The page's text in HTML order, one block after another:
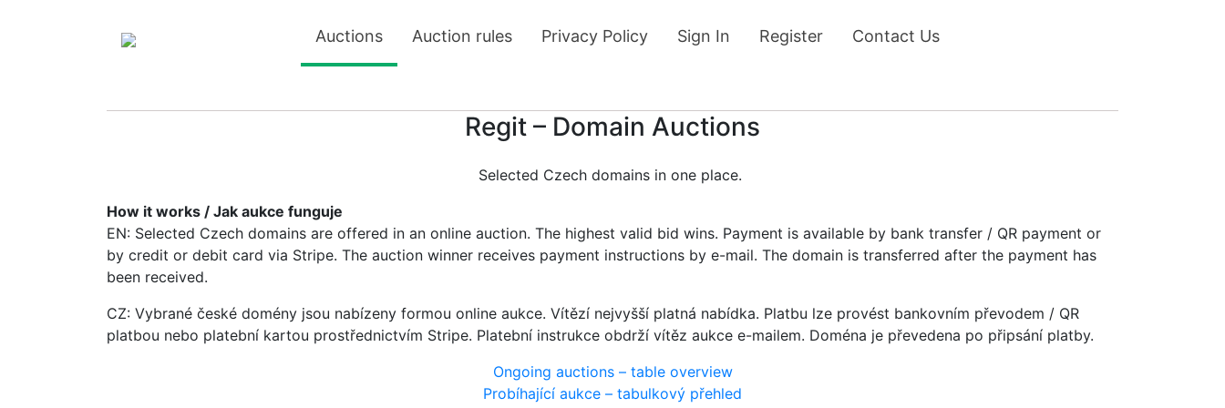
Auctions Auction rules Privacy Policy Sign In Register Contact Us
Regit – Domain Auctions
Selected Czech domains in one place.
How it works / Jak aukce funguje
EN: Selected Czech domains are offered in an online auction. The highest valid bid wins. Payment is available by bank transfer / QR payment or
by credit or debit card via Stripe. The auction winner receives payment instructions by e-mail. The domain is transferred after the payment has
been received.
CZ: Vybrané české domény jsou nabízeny formou online aukce. Vítězí nejvyšší platná nabídka. Platbu lze provést bankovním převodem / QR
platbou nebo platební kartou prostřednictvím Stripe. Platební instrukce obdrží vítěz aukce e-mailem. Doména je převedena po připsání platby.
Ongoing auctions – table overview
Probíhající aukce – tabulkový přehled